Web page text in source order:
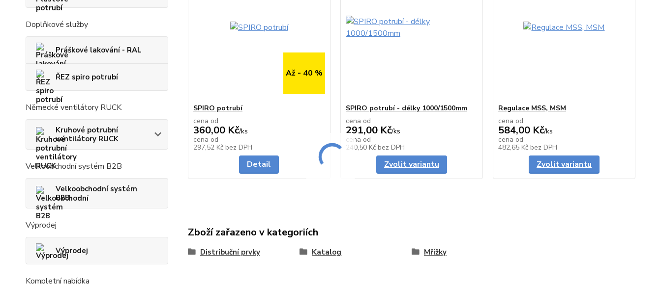
Doplňkové služby
Práškové lakování - RAL
ŘEZ spiro potrubí
Německé ventilátory RUCK
Kruhové potrubní
ventilátory RUCK
Velkoobchodní systém B2B
Velkoobchodní systém
B2B
Výprodej
Výprodej
Kompletní nabídka
Až - 40 %
SPIRO potrubí
cena od
360,00 Kč/ks
cena od
297,52 Kč bez DPH Skladem
Detail
SPIRO potrubí - délky 1000/1500mm
cena od
291,00 Kč/ks
cena od
240,50 Kč bez DPH
Zvolit variantu
Regulace MSS, MSM
cena od
584,00 Kč/ks
cena od
482,65 Kč bez DPH
Zvolit variantu
Zboží zařazeno v kategoriích
Distribuční prvky Katalog Mřížky